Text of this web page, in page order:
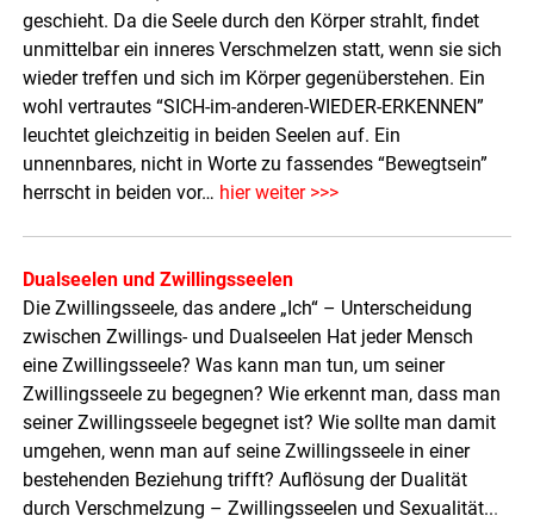
geschieht. Da die Seele durch den Körper strahlt, findet
unmittelbar ein inneres Verschmelzen statt, wenn sie sich
wieder treffen und sich im Körper gegenüberstehen. Ein
wohl vertrautes “SICH-im-anderen-WIEDER-ERKENNEN”
leuchtet gleichzeitig in beiden Seelen auf. Ein
unnennbares, nicht in Worte zu fassendes “Bewegtsein”
herrscht in beiden vor… hier weiter >>>
Dualseelen und Zwillingsseelen
Die Zwillingsseele, das andere „Ich“ – Unterscheidung
zwischen Zwillings- und Dualseelen Hat jeder Mensch
eine Zwillingsseele? Was kann man tun, um seiner
Zwillingsseele zu begegnen? Wie erkennt man, dass man
seiner Zwillingsseele begegnet ist? Wie sollte man damit
umgehen, wenn man auf seine Zwillingsseele in einer
bestehenden Beziehung trifft? Auflösung der Dualität
durch Verschmelzung – Zwillingsseelen und Sexualität...